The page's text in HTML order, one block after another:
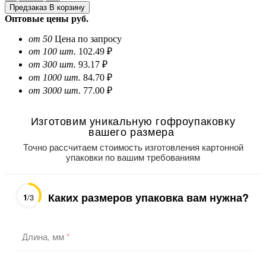
Предзаказ В корзину
Оптовые цены руб.
от 50 Цена по запросу
от 100 шт. 102.49 ₽
от 300 шт. 93.17 ₽
от 1000 шт. 84.70 ₽
от 3000 шт. 77.00 ₽
Изготовим уникальную гофроупаковку
вашего размера
Точно рассчитаем стоимость изготовления картонной
упаковки по вашим требованиям
1/3 Каких размеров упаковка вам нужна?
Длина, мм*